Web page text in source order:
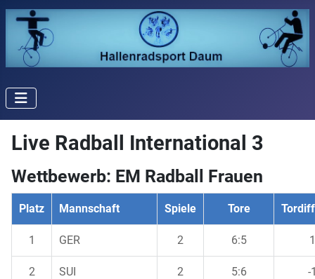
Live Radball International 3
Wettbewerb: EM Radball Frauen
Platz Mannschaft Spiele Tore
1 GER 2 6:5 1
2 SUI 2 5:6 -